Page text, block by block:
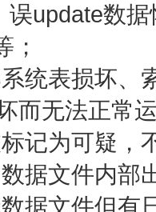
误update数
；
统表损坏、
而无法正常
记为可疑，
据文件内部
据文件但有